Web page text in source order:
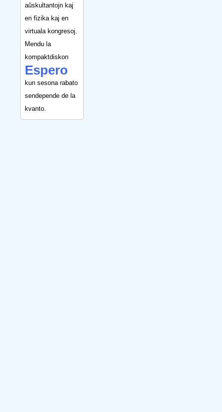
aŭskultantojn kaj
en fizika kaj en
virtuala kongresoj.
Mendu la
kompaktdiskon
Espero
kun sesona rabato
sendepende de la
kvanto.